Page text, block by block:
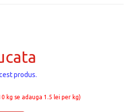
/bucata
produs.
kg se adauga 1.5 lei per kg)